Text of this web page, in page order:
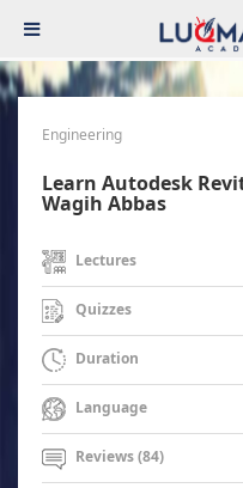
Engineering
Learn Autodesk
Wagih Abbas
Lectures
Quizzes
Duration
Language
Reviews (84)